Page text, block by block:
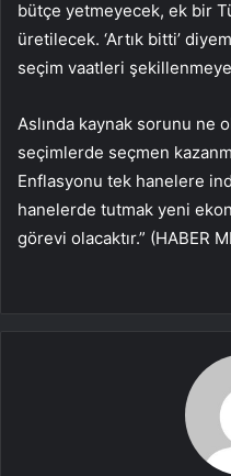
bütçe yetmeyecek, ek bir
üretilecek. ‘Artık bitti’
seçim vaatleri
Aslında kaynak sorunu ne
seçimlerde seçmen
Enflasyonu tek hanelere
hanelerde tutmak yeni
görevi olacaktır.” (HABER